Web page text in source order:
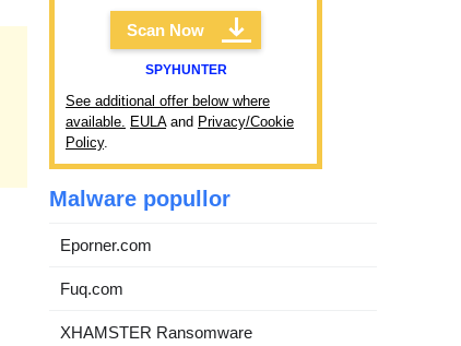
Scan Now
SPYHUNTER
See additional offer below where
available. EULAand Privacy/Cookie
Policy.
Malware popullor
Eporner.com
Fuq.com
XHAMSTER Ransomware